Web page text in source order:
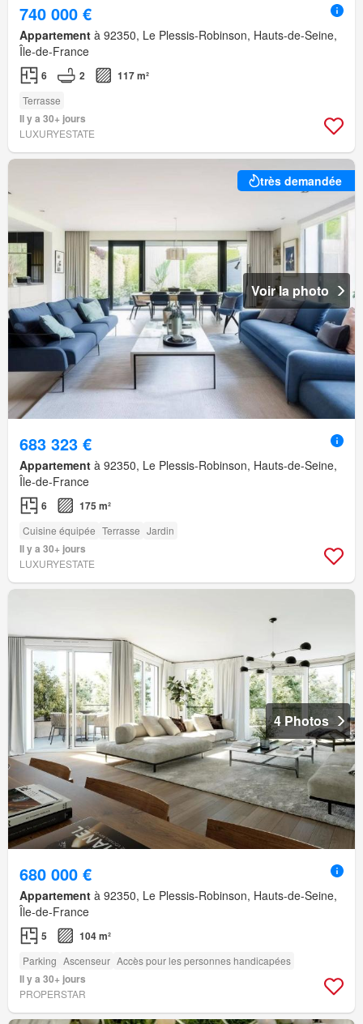
740 000 €
Appartement à 92350, Le Plessis-Robinson, Hauts-de-Seine,
Île-de-France
6 2 117 m²
Terrasse
Il y a 30+ jours
LUXURYESTATE
très demandée
Voir la photo
683 323 €
Appartement à 92350, Le Plessis-Robinson, Hauts-de-Seine,
Île-de-France
6 175 m²
Cuisine équipée Terrasse Jardin
Il y a 30+ jours
LUXURYESTATE
4 Photos
680 000 €
Appartement à 92350, Le Plessis-Robinson, Hauts-de-Seine,
Île-de-France
5 104 m²
Parking Ascenseur Accès pour les personnes handicapées
Il y a 30+ jours
PROPERSTAR